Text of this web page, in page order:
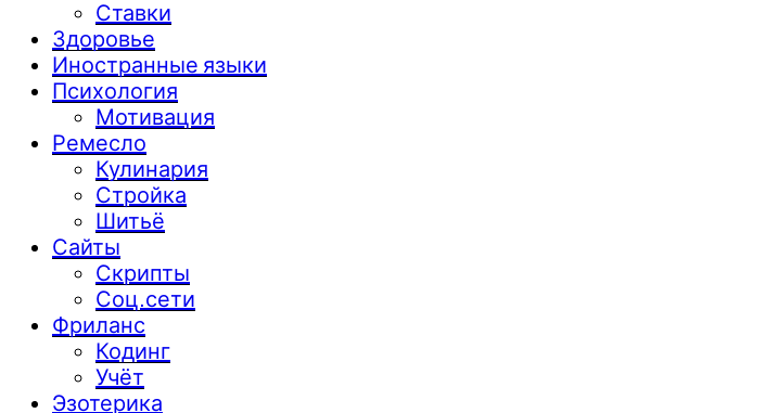
Ставки
Здоровье
Иностранные языки
Психология
Мотивация
Ремесло
Кулинария
Стройка
Шитьё
Сайты
Скрипты
Соц.сети
Фриланс
Кодинг
Учёт
Эзотерика